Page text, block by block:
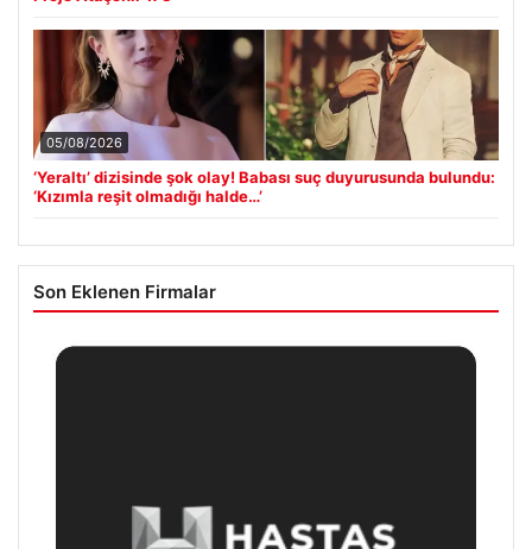
05/08/2026
‘Yeraltı’ dizisinde şok olay! Babası suç duyurusunda bulundu:
‘Kızımla reşit olmadığı halde…’
Son Eklenen Firmalar